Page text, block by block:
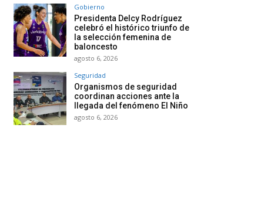
Gobierno
Presidenta Delcy Rodríguez
celebró el histórico triunfo de
la selección femenina de
baloncesto
agosto 6, 2026
Seguridad
Organismos de seguridad
coordinan acciones ante la
llegada del fenómeno El Niño
agosto 6, 2026